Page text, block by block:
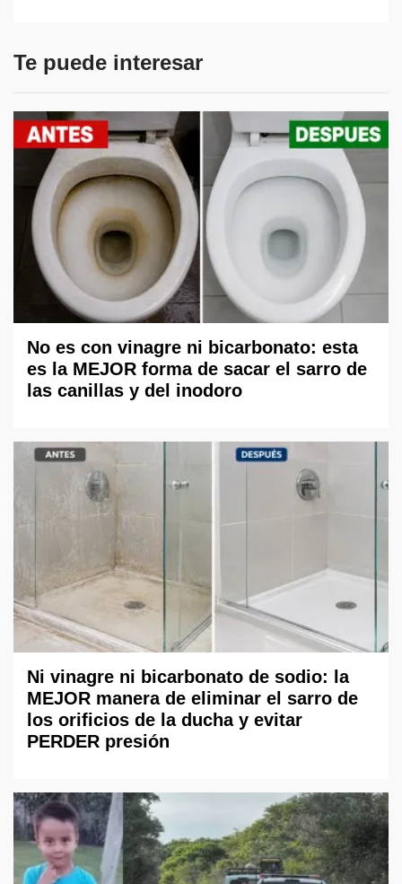
Te puede interesar
No es con vinagre ni bicarbonato: esta
es la MEJOR forma de sacar el sarro de
las canillas y del inodoro
Ni vinagre ni bicarbonato de sodio: la
MEJOR manera de eliminar el sarro de
los orificios de la ducha y evitar
PERDER presión